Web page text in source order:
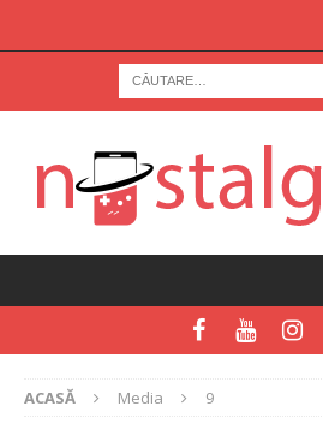
ACASĂ Media 9